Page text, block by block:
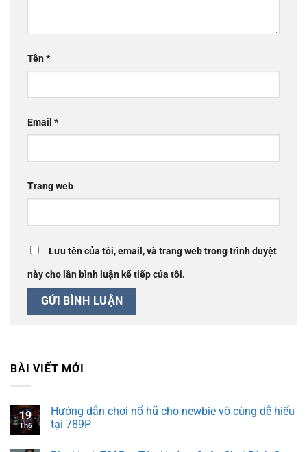
Tên*
Email *
Trang web
Lưu tên của tôi, email, và trang web trong trình duyệt
này cho lần bình luận kế tiếp của tôi.
BÀI VIẾT MỚI
19
Th6
Hướng dẫn chơi nổ hũ cho newbie vô cùng dễ hiểu
tại 789P